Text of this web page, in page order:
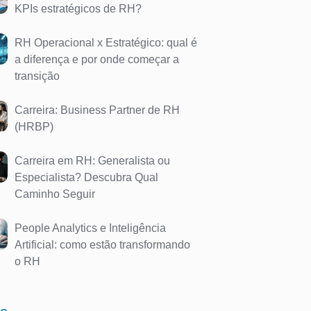
KPIs estratégicos de RH?
RH Operacional x Estratégico: qual é
a diferença e por onde começar a
transição
Carreira: Business Partner de RH
(HRBP)
Carreira em RH: Generalista ou
Especialista? Descubra Qual
Caminho Seguir
People Analytics e Inteligência
Artificial: como estão transformando
o RH